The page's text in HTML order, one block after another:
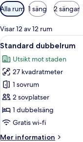
Tillgängliga
filter
för
rum
Alla rum 1 säng 2 sängar
Visar 12 av 12 rum
Öppna
alla
foton
för
Standard
dubbelrum
6
Standard dubbelrum
Utsikt mot staden
27 kvadratmeter
1 sovrum
2 sovplatser
1 dubbelsäng
Gratis wi-fi
Mer information
Mer